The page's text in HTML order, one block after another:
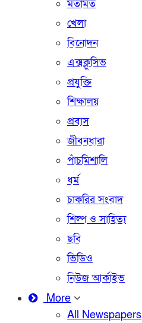
মতামত
খেলা
বিনোদন
এক্সক্লুসিভ
প্রযুক্তি
শিক্ষালয়
প্রবাস
জীবনধারা
পাঁচমিশালি
ধর্ম
চাকরির সংবাদ
শিল্প ও সাহিত্য
ছবি
ভিডিও
নিউজ আর্কাইভ
More
All Newspapers